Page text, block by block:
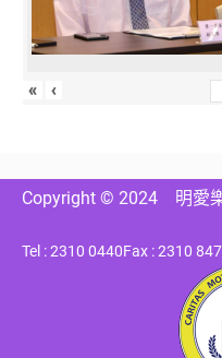
« ‹
Copyright © 2024 明愛
Tel : 2310 0440Fax : 2310